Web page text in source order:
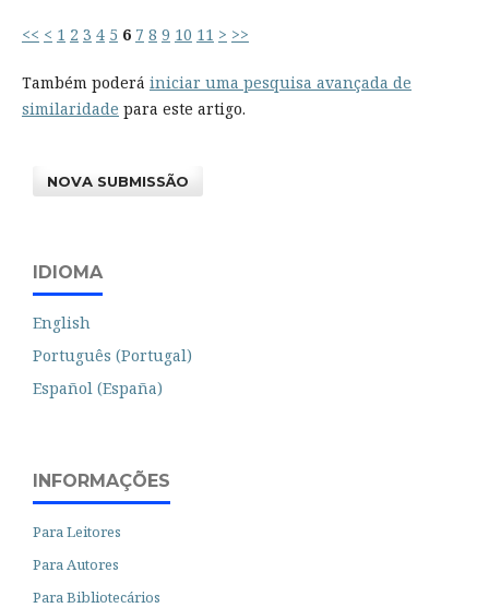
<< < 1 2 3 4 5 6 7 8 9 10 11 > >>
Também poderá iniciar uma pesquisa avançada de
similaridade para este artigo.
NOVA SUBMISSÃO
IDIOMA
English
Português (Portugal)
Español (España)
INFORMAÇÕES
Para Leitores
Para Autores
Para Bibliotecários